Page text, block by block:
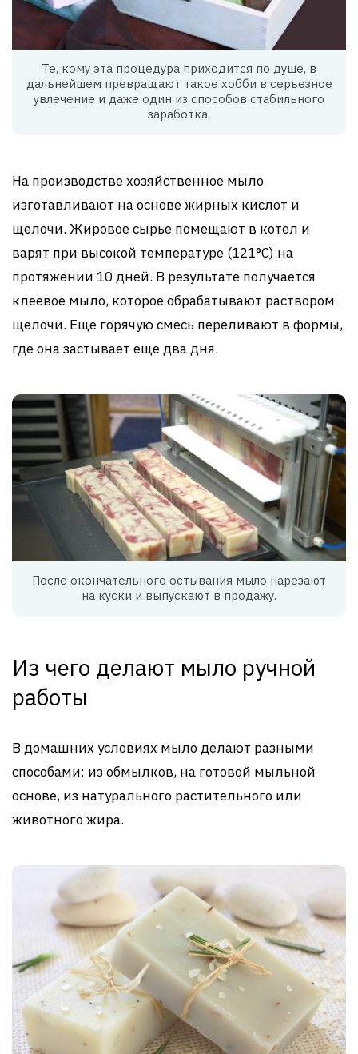
Те, кому эта процедура приходится по душе, в
дальнейшем превращают такое хобби в серьезное
увлечение и даже один из способов стабильного
заработка.
На производстве хозяйственное мыло
изготавливают на основе жирных кислот и
щелочи. Жировое сырье помещают в котел и
варят при высокой температуре (121°С) на
протяжении 10 дней. В результате получается
клеевое мыло, которое обрабатывают раствором
щелочи. Еще горячую смесь переливают в формы,
где она застывает еще два дня.
После окончательного остывания мыло нарезают
на куски и выпускают в продажу.
Из чего делают мыло ручной
работы
В домашних условиях мыло делают разными
способами: из обмылков, на готовой мыльной
основе, из натурального растительного или
животного жира.